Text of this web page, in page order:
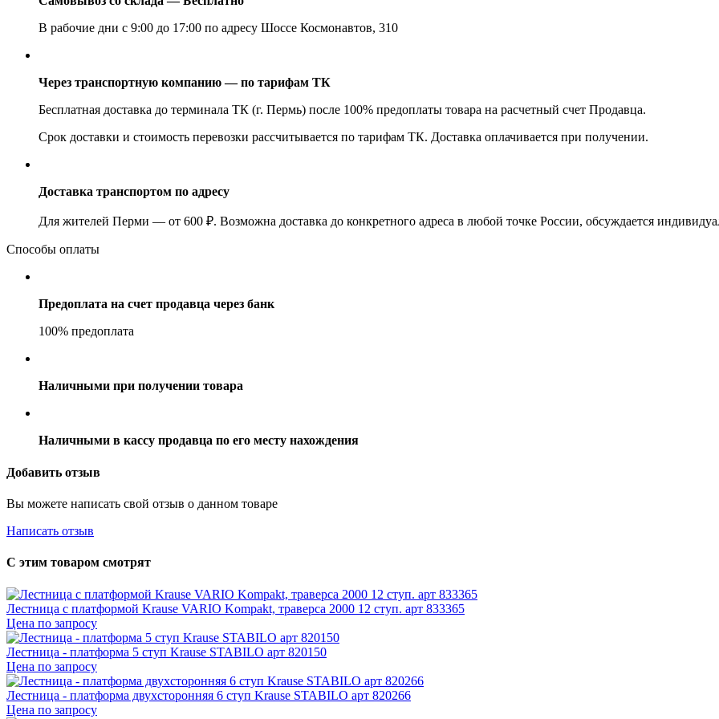
В рабочие дни с 9:00 до 17:00 по адресу Шоссе Космонавтов, 310
Через транспортную компанию — по тарифам ТК
Бесплатная доставка до терминала ТК (г. Пермь) после 100% предоплаты товара на расчетный счет Продавца.
Срок доставки и стоимость перевозки рассчитывается по тарифам ТК. Доставка оплачивается при получении.
Доставка транспортом по адресу
Для жителей Перми — от 600 ₽. Возможна доставка до конкретного адреса в любой точке России, обсуждается
Способы оплаты
Предоплата на счет продавца через банк
100% предоплата
Наличными при получении товара
Наличными в кассу продавца по его месту нахождения
Добавить отзыв
Вы можете написать свой отзыв о данном товаре
Написать отзыв
С этим товаром смотрят
Лестница с платформой Krause VARIO Kompakt, траверса 2000 12 ступ. арт 833365
Цена по запросу
Лестница - платформа 5 ступ Krause STABILO арт 820150
Цена по запросу
Лестница - платформа двухсторонняя 6 ступ Krause STABILO арт 820266
Цена по запросу